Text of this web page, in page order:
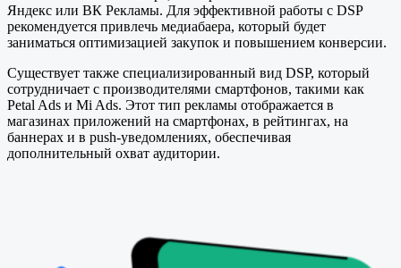
Яндекс или ВК Рекламы. Для эффективной работы с DSP
рекомендуется привлечь медиабаера, который будет
заниматься оптимизацией закупок и повышением конверсии.
Существует также специализированный вид DSP, который
сотрудничает с производителями смартфонов, такими как
Petal Ads и Mi Ads. Этот тип рекламы отображается в
магазинах приложений на смартфонах, в рейтингах, на
баннерах и в push-уведомлениях, обеспечивая
дополнительный охват аудитории.